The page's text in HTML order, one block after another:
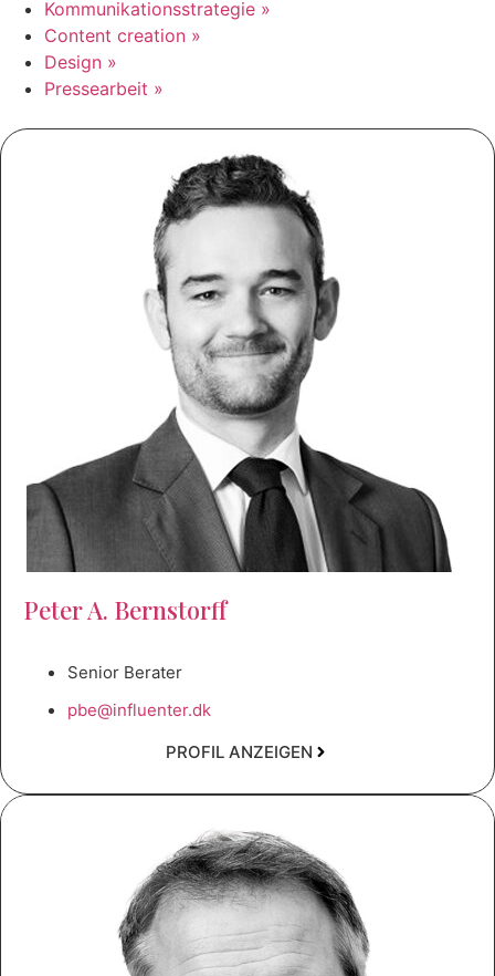
Kommunikationsstrategie »
Content creation »
Design »
Pressearbeit »
Peter A. Bernstorff
Senior Berater
pbe@influenter.dk
PROFIL ANZEIGEN